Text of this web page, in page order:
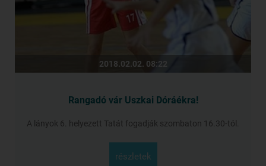
2018.02.02. 08:22
Rangadó vár Uszkai Dóráékra!
A lányok 6. helyezett Tatát fogadják szombaton 16.30-tól.
részletek